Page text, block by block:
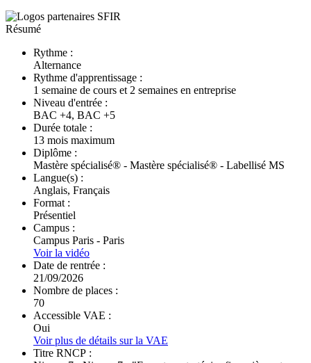
Résumé
Rythme :
Alternance
Rythme d'apprentissage :
1 semaine de cours et 2 semaines en entreprise
Niveau d'entrée :
BAC +4, BAC +5
Durée totale :
13 mois maximum
Diplôme :
Mastère spécialisé® - Mastère spécialisé® - Labellisé MS
Langue(s) :
Anglais, Français
Format :
Présentiel
Campus :
Campus Paris - Paris
Voir la vidéo
Date de rentrée :
21/09/2026
Nombre de places :
70
Accessible VAE :
Oui
Voir plus de détails sur la VAE
Titre RNCP :